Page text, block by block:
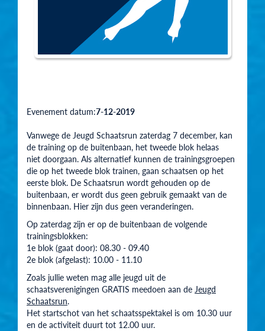
Evenement datum:7-12-2019
Vanwege de Jeugd Schaatsrun zaterdag 7 december, kan
de training op de buitenbaan, het tweede blok helaas
niet doorgaan. Als alternatief kunnen de trainingsgroepen
die op het tweede blok trainen, gaan schaatsen op het
eerste blok. De Schaatsrun wordt gehouden op de
buitenbaan, er wordt dus geen gebruik gemaakt van de
binnenbaan. Hier zijn dus geen veranderingen.
Op zaterdag zijn er op de buitenbaan de volgende
trainingsblokken:
1e blok (gaat door): 08.30 - 09.40
2e blok (afgelast): 10.00 - 11.10
Zoals jullie weten mag alle jeugd uit de
schaatsverenigingen GRATIS meedoen aan de Jeugd
Schaatsrun.
Het startschot van het schaatsspektakel is om 10.30 uur
en de activiteit duurt tot 12.00 uur.